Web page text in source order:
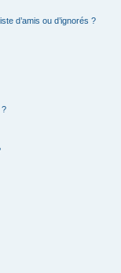
d’amis ou d’ignorés ?
?